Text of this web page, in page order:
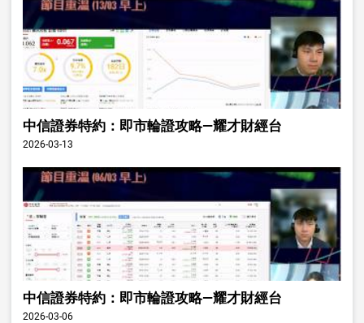
中信證券特約：即市輪證攻略—耀才財經台
2026-03-13
中信證券特約：即市輪證攻略—耀才財經台
2026-03-06